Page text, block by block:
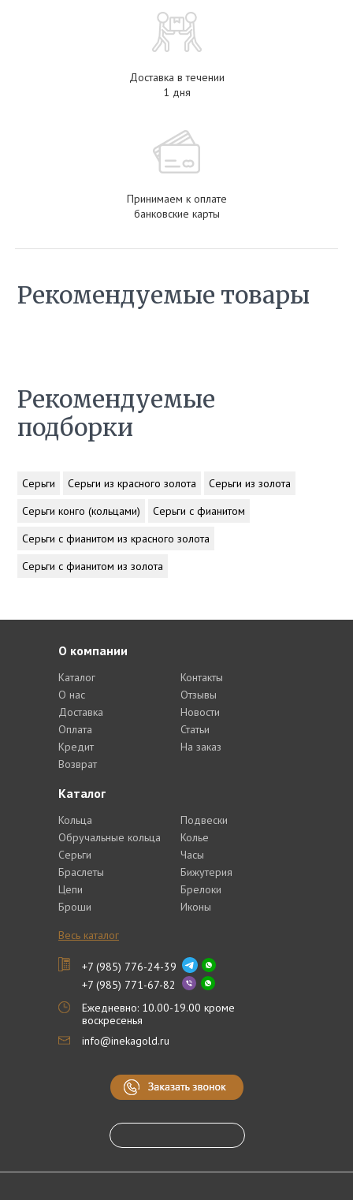
Доставка в течении
1 дня
Принимаем к оплате
банковские карты
Рекомендуемые товары
Рекомендуемые
подборки
Серьги Серьги из красного золота
Серьги из золота
Серьги конго (кольцами)
Серьги с фианитом
Серьги с фианитом из красного золота
Серьги с фианитом из золота
Каталог
Кольца
Обручальные кольца
Серьги
Браслеты
Цепи
Броши
Подвески
Колье
Часы
Бижутерия
Брелоки
Иконы
Весь каталог
О компании
Каталог
О нас
Доставка
Оплата
Кредит
Возврат
Контакты
Отзывы
Новости
Статьи
На заказ
+7 (985) 776-24-39
+7 (985) 771-67-82
Ежедневно: 10.00-19.00 кроме
воскресенья
info@inekagold.ru